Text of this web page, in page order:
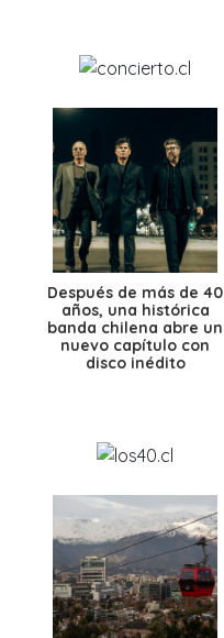
Después de más de 40
años, una histórica
banda chilena abre un
nuevo capítulo con
disco inédito